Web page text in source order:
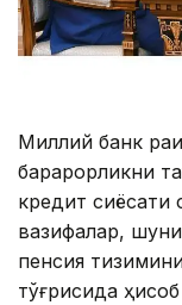
Миллий банк
барқарорликни
кредит
вазифалар,
пенсия
тўғрисида